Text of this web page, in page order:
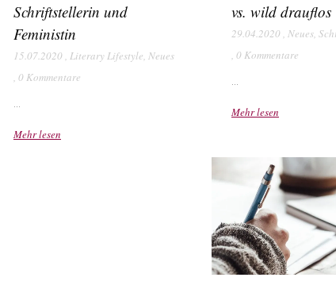
Schriftstellerin und
Feministin
15.07.2020 , Literary Lifestyle, Neues
, 0 Kommentare
Mehr lesen
vs. wild drauflos
29.04.2020 , Neues,
, 0 Kommentare
Mehr lesen